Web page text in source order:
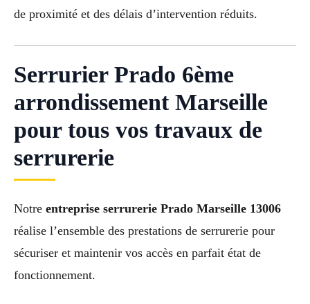
de proximité et des délais d’intervention réduits.
Serrurier Prado 6ème
arrondissement Marseille
pour tous vos travaux de
serrurerie
Notre entreprise serrurerie Prado Marseille 13006
réalise l’ensemble des prestations de serrurerie pour
sécuriser et maintenir vos accès en parfait état de
fonctionnement.